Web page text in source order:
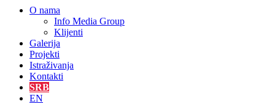
O nama
Info Media Group
Klijenti
Galerija
Projekti
Istraživanja
Kontakti
SRB
EN